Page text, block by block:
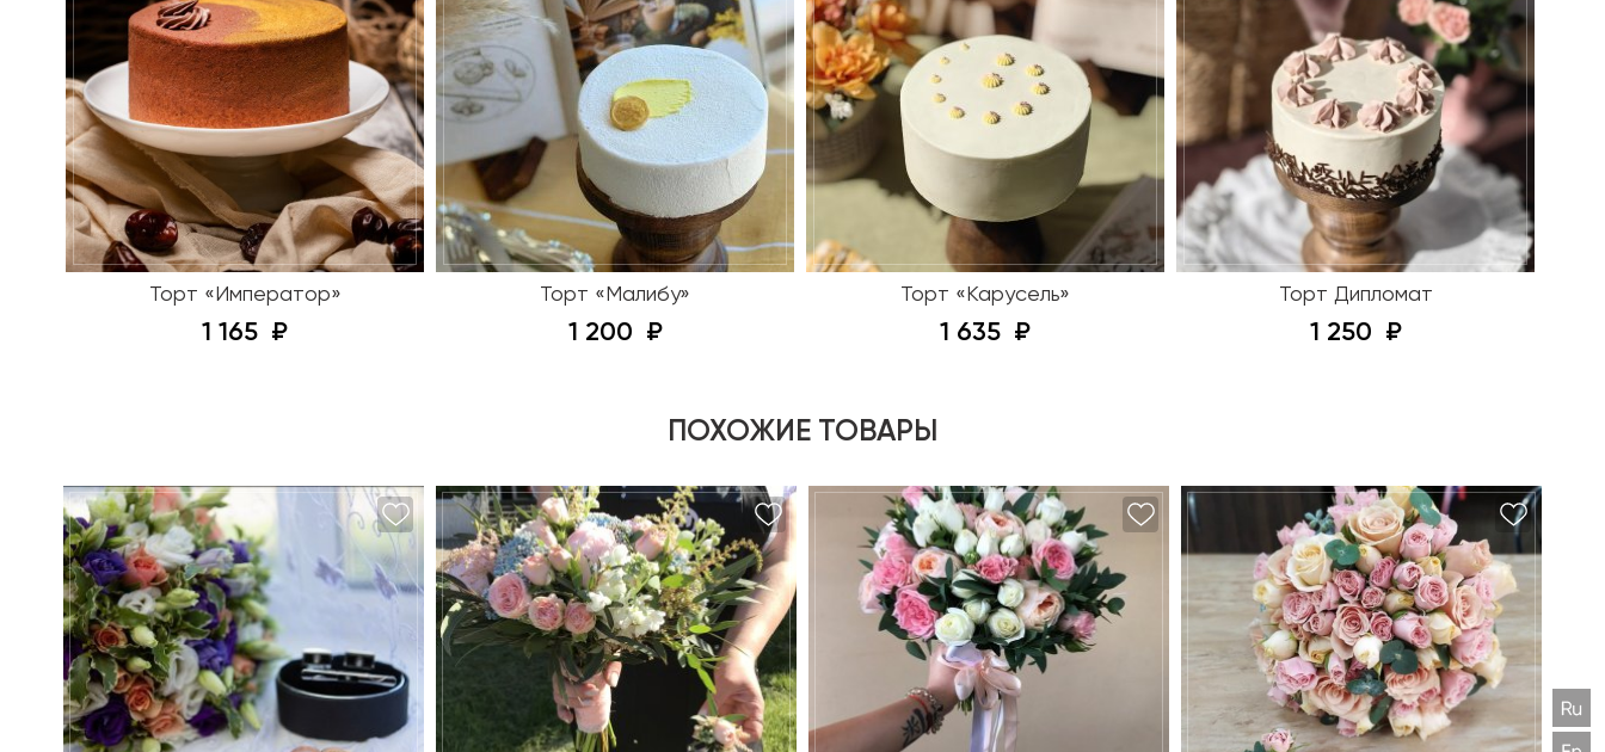
Торт «Император»
1 165
Торт «Малибу»
1 200
Торт «Карусель»
1 635
Торт Дипломат
1 250
ПОХОЖИЕ ТОВАРЫ